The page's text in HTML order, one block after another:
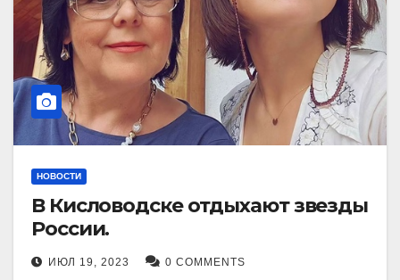
НОВОСТИ
В Кисловодске отдыхают звезды
России.
ИЮЛ 19, 2023 0 COMMENTS